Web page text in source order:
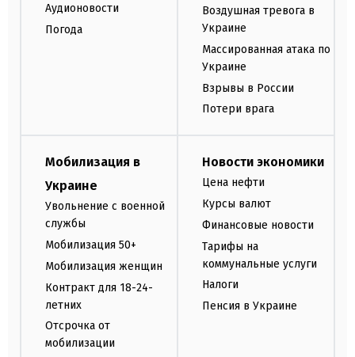
Аудионовости
Погода
Воздушная тревога в
Украине
Массированная атака по
Украине
Взрывы в России
Потери врага
Мобилизация в
Украине
Увольнение с военной
службы
Мобилизация 50+
Мобилизация женщин
Контракт для 18-24-
летних
Отсрочка от
мобилизации
Новости экономики
Цена нефти
Курсы валют
Финансовые новости
Тарифы на
коммунальные услуги
Налоги
Пенсия в Украине